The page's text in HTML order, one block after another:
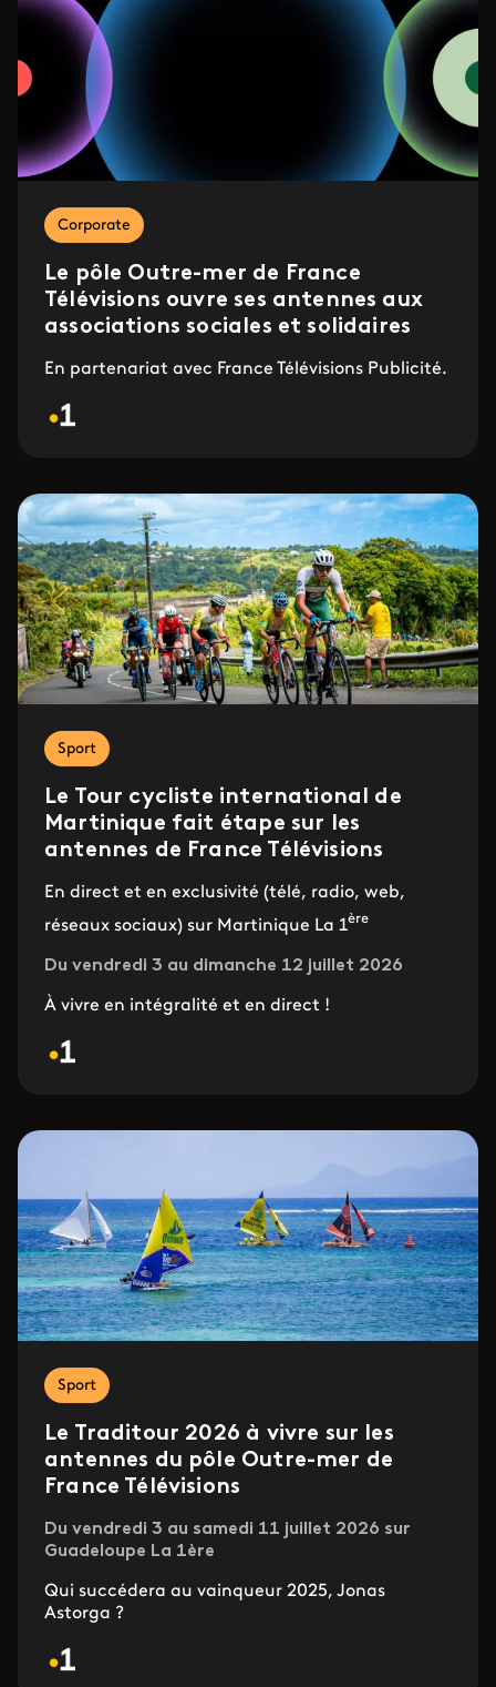
Corporate
Le pôle Outre-mer de France
Télévisions ouvre ses antennes aux
associations sociales et solidaires
En partenariat avec France Télévisions Publicité.
Sport
Le Tour cycliste international de
Martinique fait étape sur les
antennes de France Télévisions
En direct et en exclusivité (télé, radio, web,
réseaux sociaux) sur Martinique La 1ère
Du vendredi 3 au dimanche 12 juillet 2026
À vivre en intégralité et en direct !
Sport
Le Traditour 2026 à vivre sur les
antennes du pôle Outre-mer de
France Télévisions
Du vendredi 3 au samedi 11 juillet 2026 sur
Guadeloupe La 1ère
Qui succédera au vainqueur 2025, Jonas
Astorga ?